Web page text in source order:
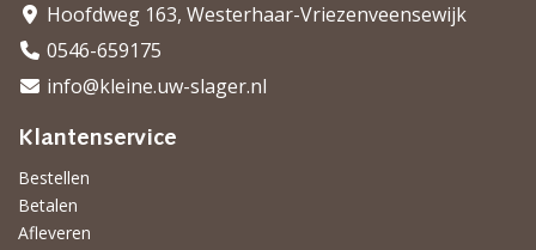
Hoofdweg 163, Westerhaar-Vriezenveensewijk
0546-659175
info@kleine.uw-slager.nl
Klantenservice
Bestellen
Betalen
Afleveren